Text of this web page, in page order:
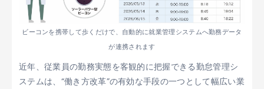
ビーコンを携帯して歩くだけで、自動的に就業管理システムへ勤務データ
が連携されます
近年、従業員の勤務実態を客観的に把握できる勤怠管理シ
ステムは、“働き方改革”の有効な手段の一つとして幅広い業